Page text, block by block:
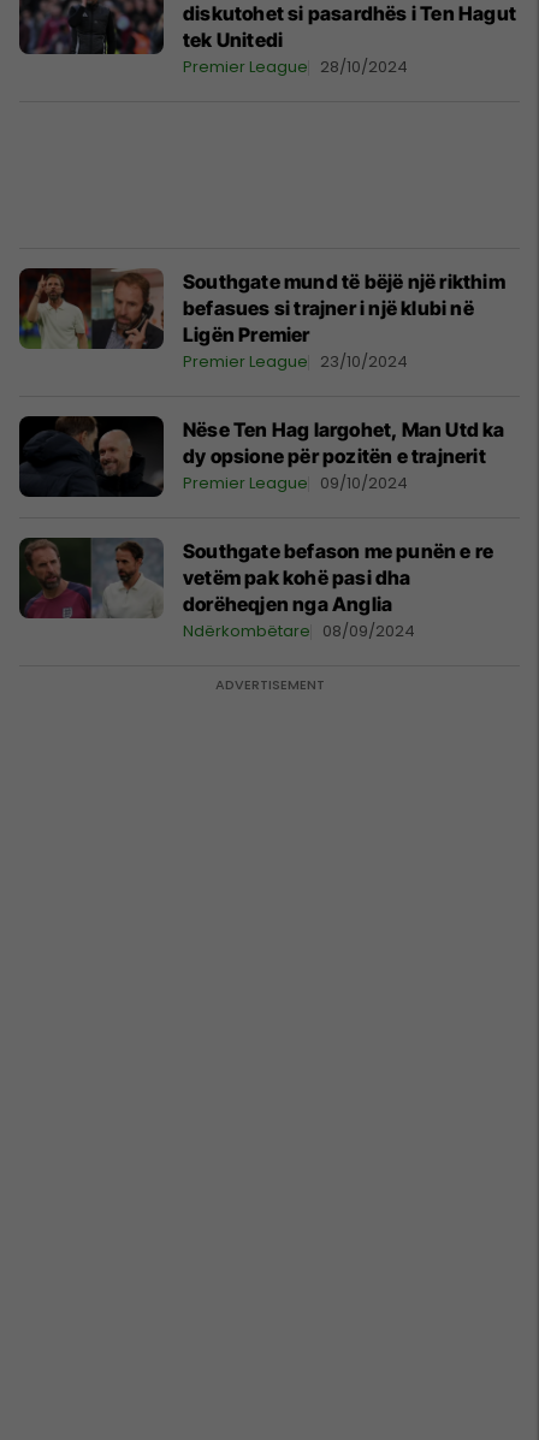
diskutohet si pasardhës i Ten Hagut
tek Unitedi
Premier League 28/10/2024
Southgate mund të bëjë një rikthim
befasues si trajner i një klubi në
Ligën Premier
Premier League 23/10/2024
Nëse Ten Hag largohet, Man Utd ka
dy opsione për pozitën e trajnerit
Premier League 09/10/2024
Southgate befason me punën e re
vetëm pak kohë pasi dha
dorëheqjen nga Anglia
Ndërkombëtare 08/09/2024